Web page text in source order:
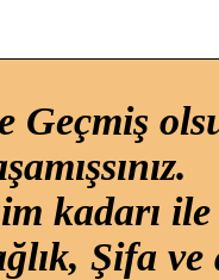
Geçmiş
kadarı
Şifa